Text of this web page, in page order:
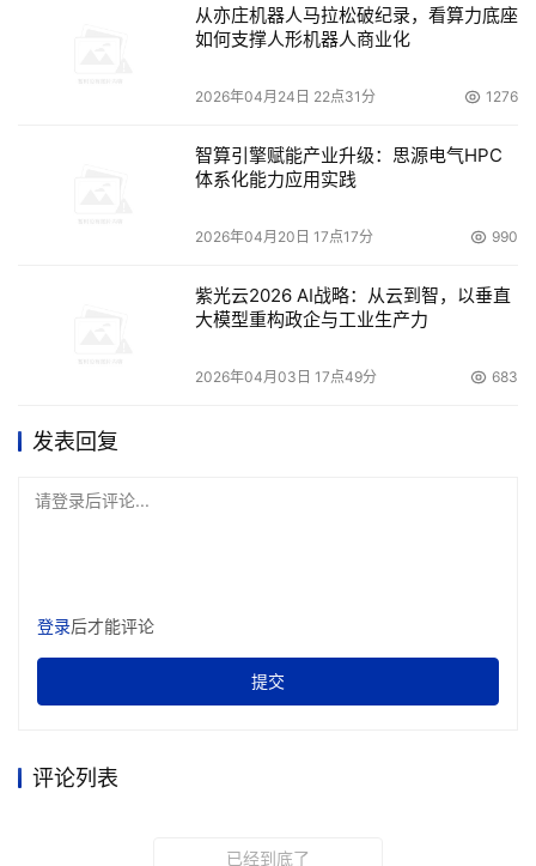
从亦庄机器人马拉松破纪录，看算力底座
如何支撑人形机器人商业化
2026年04月24日 22点31分 1276
智算引擎赋能产业升级：思源电气HPC
体系化能力应用实践
2026年04月20日 17点17分 990
紫光云2026 AI战略：从云到智，以垂直
大模型重构政企与工业生产力
2026年04月03日 17点49分 683
发表回复
请登录后评论...
登录后才能评论
提交
评论列表
已经到底了